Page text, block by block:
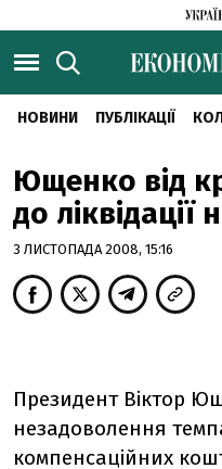
НОВИНИ ПУБЛІКАЦІЇ
Ющенко від
до ліквідації
3 ЛИСТОПАДА 2008, 15:16
Президент Віктор
незадоволення
компенсаційних